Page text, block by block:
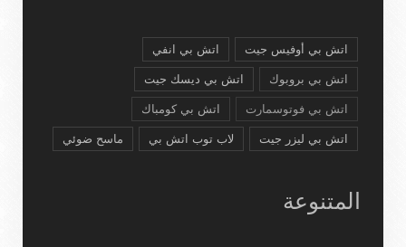
اتش بي أوفيس جيت اتش بي انفي
اتش بي بروبوك اتش بي ديسك جيت
اتش بي فوتوسمارت اتش بي كومباك
اتش بي ليزر جيت لاب توب اتش بي ماسح ضوئي
المتنوعة